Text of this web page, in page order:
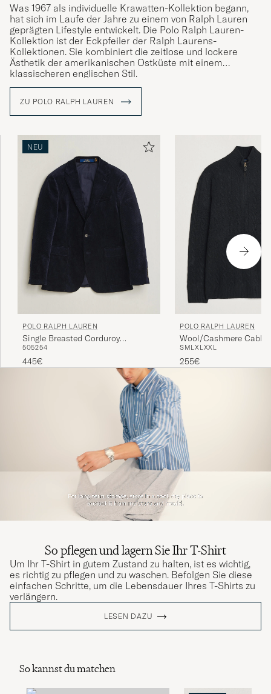
Was 1967 als individuelle Krawatten-Kollektion begann,
hat sich im Laufe der Jahre zu einem von Ralph Lauren
geprägten Lifestyle entwickelt. Die Polo Ralph Lauren-
Kollektion ist der Eckpfeiler der Ralph Laurens-
Kollektionen. Sie kombiniert die zeitlose und lockere
Ästhetik der amerikanischen Ostküste mit einem
klassischeren englischen Stil.
ZU POLO RALPH LAUREN
NEU
POLO RALPH LAUREN
Single Breasted Corduroy
Sportcoat Newport Navy
505254
445€
POLO RALPH LAUREN
Wool/Cashmere Cable
Polo Black
SMLXLXXL
255€
So pflegen und lagern Sie Ihr T-Shirt
Um Ihr T-Shirt in gutem Zustand zu halten, ist es wichtig,
es richtig zu pflegen und zu waschen. Befolgen Sie diese
einfachen Schritte, um die Lebensdauer Ihres T-Shirts zu
verlängern.
LESEN DAZU
So kannst du matchen